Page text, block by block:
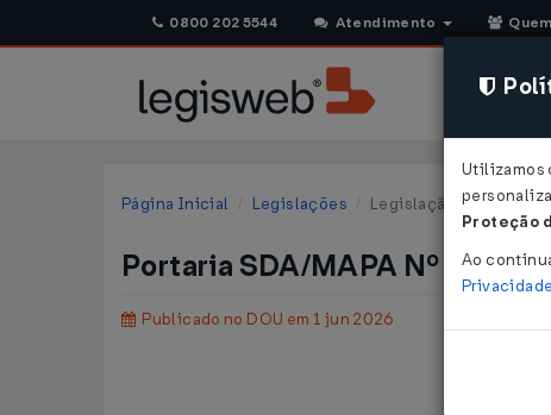
0800 202 5544 Atendimento
Página Inicial Legislações Legislação Federal
Portaria SDA/MAPA Nº 1635
Publicado no DOU em 1 jun 2026
Utilizamos
Proteção
Ao
Privacidade